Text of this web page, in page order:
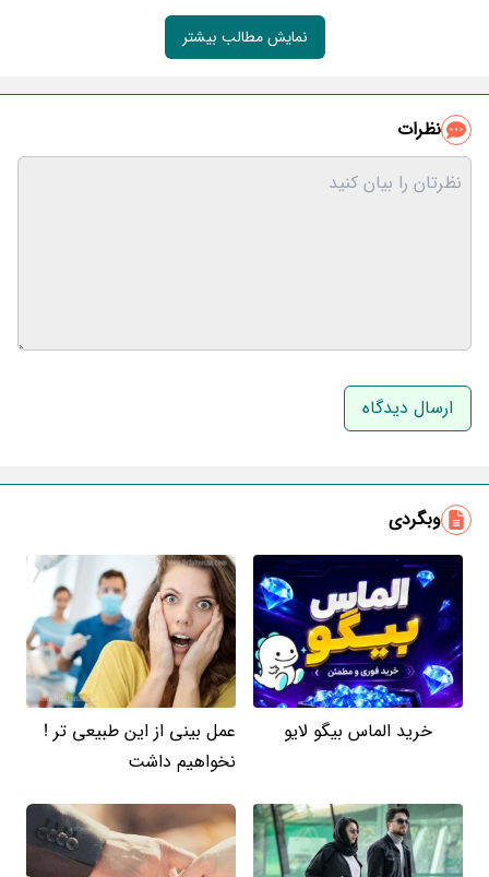
نمایش مطالب بیشتر
نظرات
نام و نام خانوادگی
وبگردی
خرید الماس بیگو لایو
عمل بینی از این طبیعی تر !
نخواهیم داشت